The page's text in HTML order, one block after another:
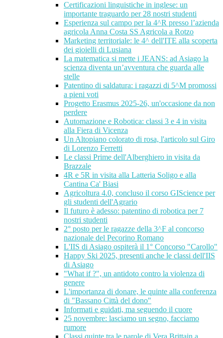
Certificazioni linguistiche in inglese: un
importante traguardo per 28 nostri studenti
Esperienza sul campo per la 4^R presso l’azienda
agricola Anna Costa SS Agricola a Rotzo
Marketing territoriale: le 4^ dell'ITE alla scoperta
dei gioielli di Lusiana
La matematica si mette i JEANS: ad Asiago la
scienza diventa un’avventura che guarda alle
stelle
Patentino di saldatura: i ragazzi di 5^M promossi
a pieni voti
Progetto Erasmus 2025-26, un'occasione da non
perdere
Automazione e Robotica: classi 3 e 4 in visita
alla Fiera di Vicenza
Un Altopiano colorato di rosa, l'articolo sul Giro
di Lorenzo Ferretti
Le classi Prime dell'Alberghiero in visita da
Brazzale
4R e 5R in visita alla Latteria Soligo e alla
Cantina Ca' Biasi
Agricoltura 4.0, concluso il corso GIScience per
gli studenti dell'Agrario
Il futuro è adesso: patentino di robotica per 7
nostri studenti
2° posto per le ragazze della 3^F al concorso
nazionale del Pecorino Romano
L'IIS di Asiago ospiterà il 1° Concorso "Carollo"
Happy Ski 2025, presenti anche le classi dell'IIS
di Asiago
"What if ?", un antidoto contro la violenza di
genere
L'importanza di donare, le quinte alla conferenza
di "Bassano Città del dono"
Informati e guidati, ma seguendo il cuore
25 novembre: lasciamo un segno, facciamo
rumore